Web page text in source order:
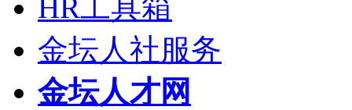
HR工具箱
金坛人社服务
金坛人才网